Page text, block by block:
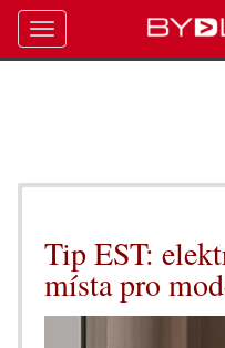
Tip EST:
místa pro
Toggle
navigation